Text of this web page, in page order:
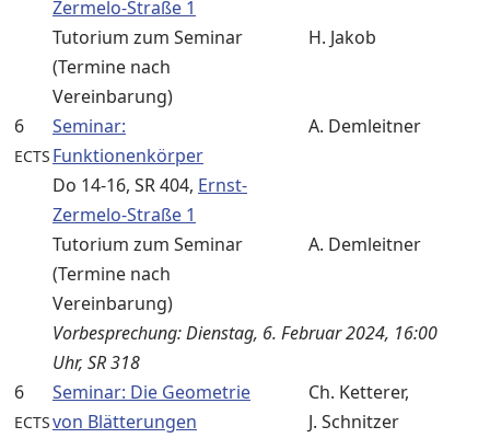
Zermelo-Straße 1
Tutorium zum Seminar
(Termine nach
Vereinbarung)
H. Jakob
6
ECTS
Seminar:
Funktionenkörper
A. Demleitner
Do 14-16, SR 404, Ernst-
Zermelo-Straße 1
Tutorium zum Seminar
(Termine nach
Vereinbarung)
A. Demleitner
Vorbesprechung: Dienstag, 6. Februar 2024, 16:00
Uhr, SR 318
6
ECTS
Seminar: Die Geometrie
von Blätterungen
Ch. Ketterer,
J. Schnitzer